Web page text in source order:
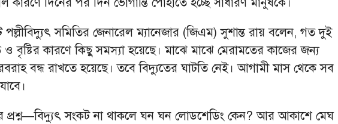
পল্লীবিদ্যুৎ সমিতির জেনারেল ম্যানেজার (জিএম) সুশান্ত রায় বলেন, গত দুই
বৃষ্টির কারণে কিছু সমস্যা হয়েছে। মাঝে মাঝে মেরামতের কাজের জন্য
বন্ধ রাখতে হয়েছে। তবে বিদ্যুতের ঘাটতি নেই। আগামী মাস থেকে সব
প্রশ্ন—বিদ্যুৎ সংকট না থাকলে ঘন ঘন লোডশেডিং কেন? আর আকাশে মেঘ